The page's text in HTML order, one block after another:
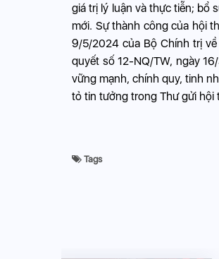
giá trị lý luận và thực tiễn; bổ
mới. Sự thành công của hội
9/5/2024 của Bộ Chính trị
quyết số 12-NQ/TW, ngày
vững mạnh, chính quy, tinh
tỏ tin tưởng trong Thư gửi hội
Tags